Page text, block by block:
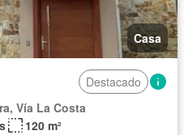
Casa
Destacado
Vía La Costa
120 m²